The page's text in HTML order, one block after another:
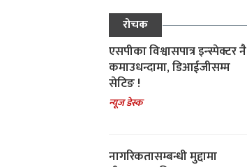
रोचक
एसपीका विश्वासपात्र इन्स्पेक्टर नै
कमाउधन्दामा, डिआईजीसम्म
सेटिङ !
न्यूज डेस्क
नागरिकतासम्बन्धी मुद्दामा